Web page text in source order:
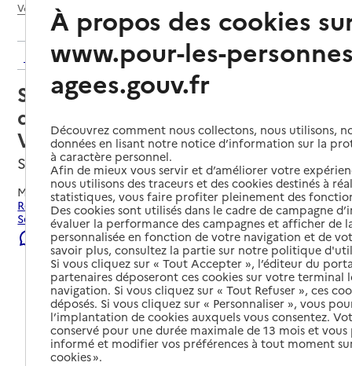
Voir le fil d’Ariane
Retour aux résultats de l'annuaire
Service de soins infirmiers à
domicile – SSIAD - CIAS de la
Vallée du Gapeau
Solliès-Pont, VAR
Mis à jour le08/08/2026
Rechercher les établissements et services autour de
Solliès-Pont.
Signaler une erreur
À propos des cookies
www.pour-les-
agees.gouv.fr
Découvrez comment nous collectons, nous utilisons,
données en lisant notre notice d’information sur la
à caractère personnel.
Afin de mieux vous servir et d’améliorer votre
nous utilisons des traceurs et des cookies destinés à
statistiques, vous faire profiter pleinement des
Des cookies sont utilisés dans le cadre de campagne
évaluer la performance des campagnes et afficher de
personnalisée en fonction de votre navigation et de
savoir plus, consultez la partie sur notre politique
Si vous cliquez sur « Tout Accepter », l’éditeur du
partenaires déposeront ces cookies sur votre terminal
navigation. Si vous cliquez sur « Tout Refuser », ces
déposés. Si vous cliquez sur « Personnaliser », vous
l’implantation de cookies auxquels vous consentez.
conservé pour une durée maximale de 13 mois et
informé et modifier vos préférences à tout moment
cookies ».